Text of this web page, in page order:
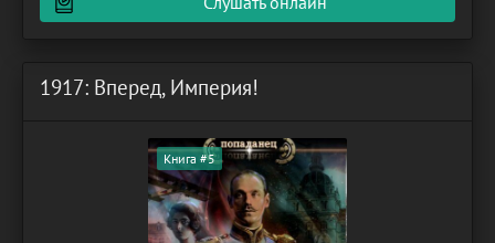
перенесется в
1917: Вперед, Империя!
Книга #5